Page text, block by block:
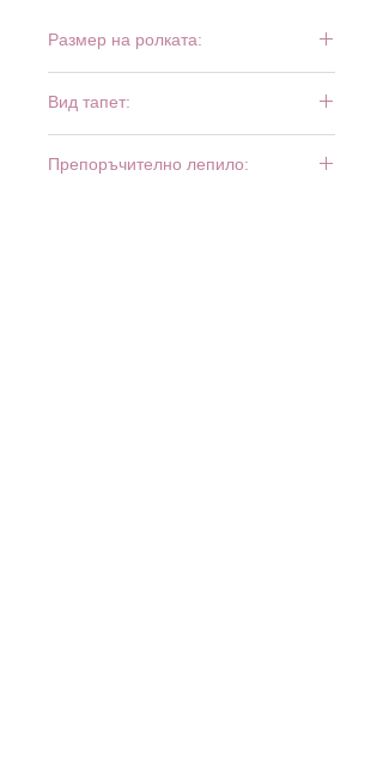
Размер на ролката:
Вид тапет:
Препоръчително лепило: